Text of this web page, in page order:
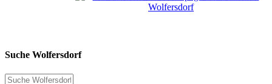
Suche Wolfersdorf